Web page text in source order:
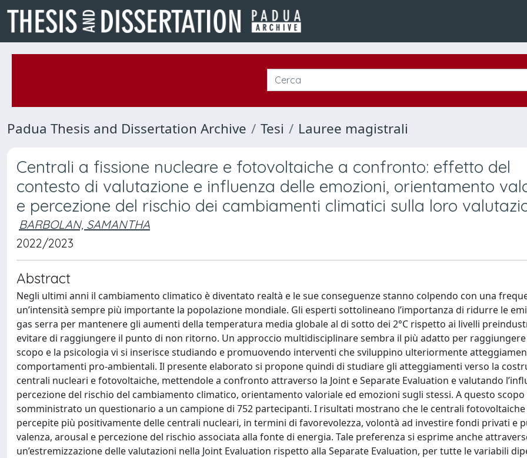
Padua Thesis and Dissertation Archive Tesi Lauree magistrali
Centrali a fissione nucleare e fotovoltaiche a confronto: effetto del
contesto di valutazione e influenza delle emozioni, orientamento
e percezione del rischio dei cambiamenti climatici sulla loro
BARBOLAN, SAMANTHA
2022/2023
Abstract
Negli ultimi anni il cambiamento climatico è diventato realtà e le sue conseguenze stanno colpendo con una
un’intensità sempre più importante la popolazione mondiale. Gli esperti sottolineano l’importanza di ridurre le
gas serra per mantenere gli aumenti della temperatura media globale al di sotto dei 2°C rispetto ai livelli
evitare di raggiungere il punto di non ritorno. Un approccio multidisciplinare sembra il più adatto per
scopo e la psicologia vi si inserisce studiando e promuovendo interventi che sviluppino ulteriormente
comportamenti pro-ambientali. Il presente elaborato si propone quindi di studiare gli atteggiamenti verso la
centrali nucleari e fotovoltaiche, mettendole a confronto attraverso la Joint e Separate Evaluation e valutando
percezione del rischio del cambiamento climatico, orientamento valoriale ed emozioni sugli stessi. A questo scopo
somministrato un questionario a un campione di 752 partecipanti. I risultati mostrano che le centrali fotovoltaiche
percepite più positivamente delle centrali nucleari, in termini di favorevolezza, volontà ad investire fondi privati e
valenza, arousal e percezione del rischio associata alla fonte di energia. Tale preferenza si esprime anche
un’estremizzazione delle valutazioni nella Joint Evaluation rispetto alla Separate Evaluation, per tutte le variabili